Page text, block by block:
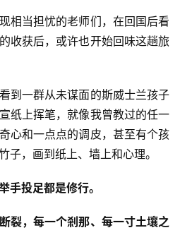
相当担忧的老师们，在回国后看
收获后，或许也开始回味这趟旅
到一群从未谋面的斯威士兰孩子
纸上挥笔，就像我曾教过的任一
心和一点点的调皮，甚至有个孩
子，画到纸上、墙上和心理。
手投足都是修行。
裂，每一个剎那、每一寸土壤之